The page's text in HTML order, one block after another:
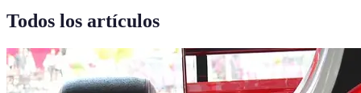
Todos los artículos